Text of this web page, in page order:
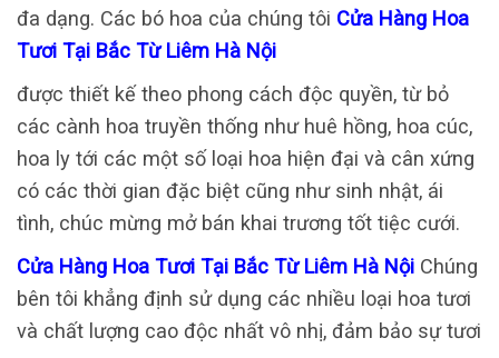
đa dạng. Các bó hoa của chúng tôi Cửa Hàng Hoa
Tươi Tại Bắc Từ Liêm Hà Nội
được thiết kế theo phong cách độc quyền, từ bỏ
các cành hoa truyền thống như huê hồng, hoa cúc,
hoa ly tới các một số loại hoa hiện đại và cân xứng
có các thời gian đặc biệt cũng như sinh nhật, ái
tình, chúc mừng mở bán khai trương tốt tiệc cưới.
Cửa Hàng Hoa Tươi Tại Bắc Từ Liêm Hà Nội Chúng
bên tôi khẳng định sử dụng các nhiều loại hoa tươi
và chất lượng cao độc nhất vô nhị, đảm bảo sự tươi